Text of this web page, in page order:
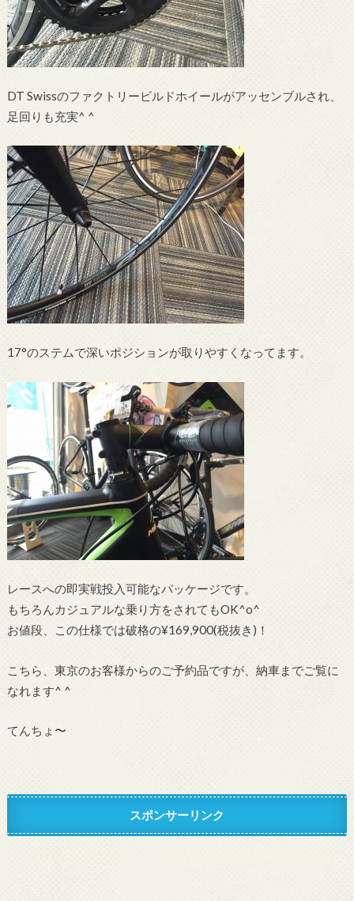
DT Swissのファクトリービルドホイールがアッセンブルされ、
足回りも充実^ ^
17°のステムで深いポジションが取りやすくなってます。
レースへの即実戦投入可能なパッケージです。
もちろんカジュアルな乗り方をされてもOK^o^
お値段、この仕様では破格の¥169,900(税抜き)！
こちら、東京のお客様からのご予約品ですが、納車までご覧に
なれます^ ^
てんちょ〜
スポンサーリンク